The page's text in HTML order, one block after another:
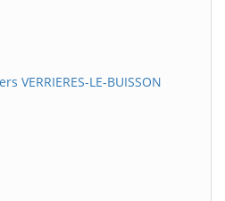
VERRIERES-LE-BUISSON